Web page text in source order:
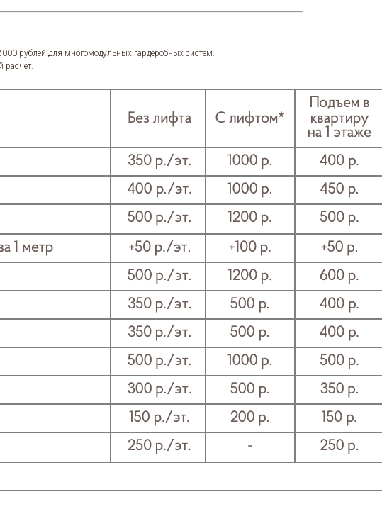
рублей для многомодульных гардеробных систем.
расчет.